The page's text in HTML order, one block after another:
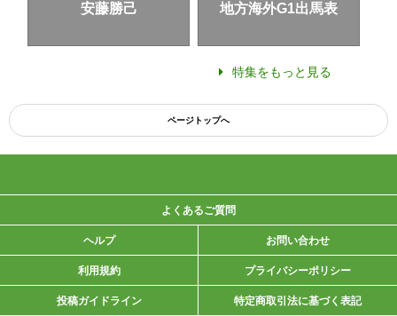
安藤勝己 地方海外G1出馬表
特集をもっと見る
ページトップへ
よくあるご質問
ヘルプ お問い合わせ
利用規約 プライバシーポリシー
投稿ガイドライン 特定商取引法に基づく表記